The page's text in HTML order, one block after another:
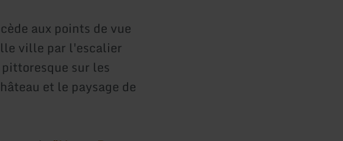
aux points de vue
ville par l'escalier
sur les
et le paysage de